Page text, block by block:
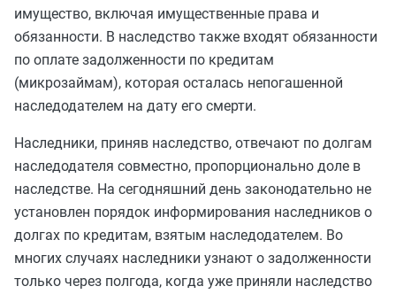
имущество, включая имущественные права и
обязанности. В наследство также входят обязанности
по оплате задолженности по кредитам
(микрозаймам), которая осталась непогашенной
наследодателем на дату его смерти.
Наследники, приняв наследство, отвечают по долгам
наследодателя совместно, пропорционально доле в
наследстве. На сегодняшний день законодательно не
установлен порядок информирования наследников о
долгах по кредитам, взятым наследодателем. Во
многих случаях наследники узнают о задолженности
только через полгода, когда уже приняли наследство